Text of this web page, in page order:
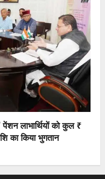
लाभार्थियों को कुल ₹
का किया भुगतान